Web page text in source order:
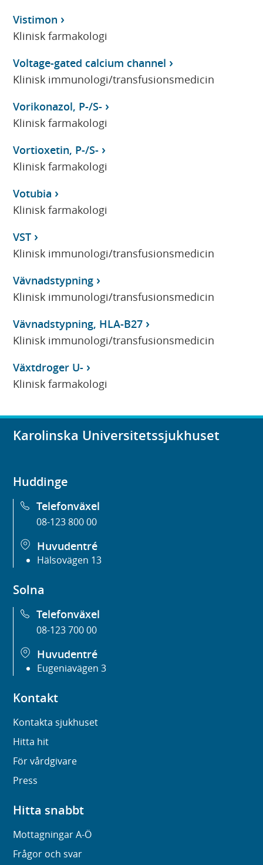
Vistimon
Klinisk farmakologi
Voltage-gated calcium channel
Klinisk immunologi/transfusionsmedicin
Vorikonazol, P-/S-
Klinisk farmakologi
Vortioxetin, P-/S-
Klinisk farmakologi
Votubia
Klinisk farmakologi
VST
Klinisk immunologi/transfusionsmedicin
Vävnadstypning
Klinisk immunologi/transfusionsmedicin
Vävnadstypning, HLA-B27
Klinisk immunologi/transfusionsmedicin
Växtdroger U-
Klinisk farmakologi
Karolinska Universitetssjukhuset
Huddinge
Telefonväxel
08-123 800 00
Huvudentré
Hälsovägen 13
Solna
Telefonväxel
08-123 700 00
Huvudentré
Eugeniavägen 3
Kontakt
Kontakta sjukhuset
Hitta hit
För vårdgivare
Press
Hitta snabbt
Mottagningar A-Ö
Frågor och svar